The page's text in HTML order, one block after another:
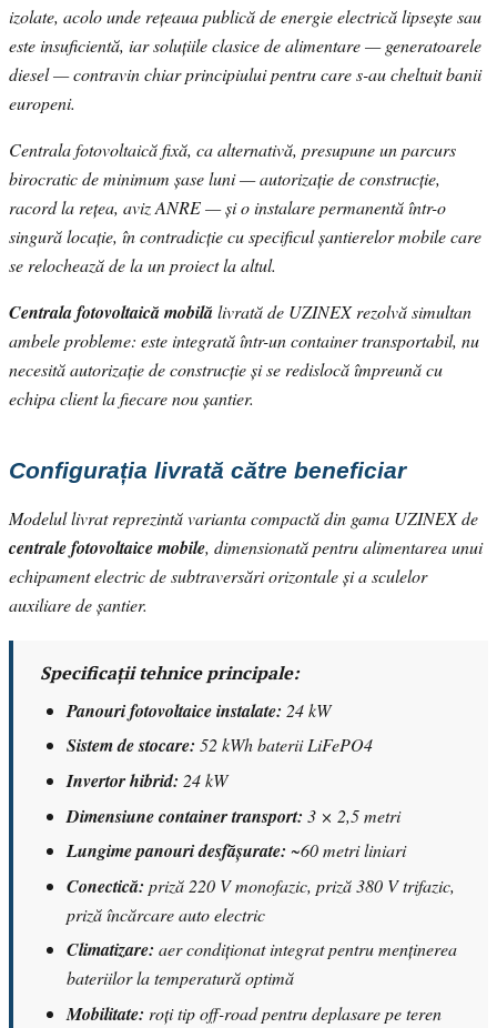
izolate, acolo unde rețeaua publică de energie electrică lipsește sau
este insuficientă, iar soluțiile clasice de alimentare — generatoarele
diesel — contravin chiar principiului pentru care s-au cheltuit banii
europeni.
Centrala fotovoltaică fixă, ca alternativă, presupune un parcurs
birocratic de minimum șase luni — autorizație de construcție,
racord la rețea, aviz ANRE — și o instalare permanentă într-o
singură locație, în contradicție cu specificul șantierelor mobile care
se relochează de la un proiect la altul.
Centrala fotovoltaică mobilălivrată de UZINEX rezolvă simultan
ambele probleme: este integrată într-un container transportabil, nu
necesită autorizație de construcție și se redislocă împreună cu
echipa client la fiecare nou șantier.
Configurația livrată către beneficiar
Modelul livrat reprezintă varianta compactă din gama UZINEX de
centrale fotovoltaice mobile, dimensionată pentru alimentarea unui
echipament electric de subtraversări orizontale și a sculelor
auxiliare de șantier.
Specificații tehnice principale:
Panouri fotovoltaice instalate: 24 kW
Sistem de stocare: 52 kWh baterii LiFePO4
Invertor hibrid: 24 kW
Dimensiune container transport: 3 × 2,5 metri
Lungime panouri desfășurate: ~60 metri liniari
Conectică: priză 220 V monofazic, priză 380 V trifazic,
priză încărcare auto electric
Climatizare: aer condiționat integrat pentru menținerea
bateriilor la temperatură optimă
Mobilitate: roți tip off-road pentru deplasare pe teren